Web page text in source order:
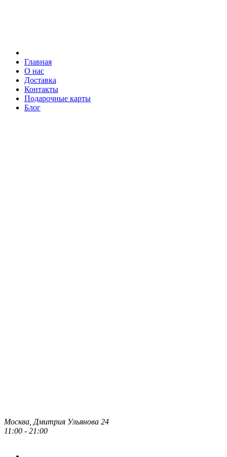
Главная
О нас
Доставка
Контакты
Подарочные карты
Блог
Москва, Дмитрия Ульянова 24
11:00 - 21:00